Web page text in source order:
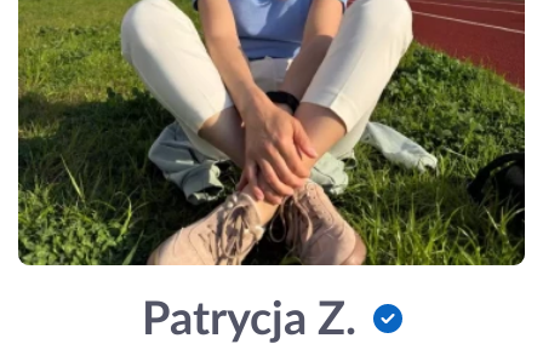
Patrycja Z.